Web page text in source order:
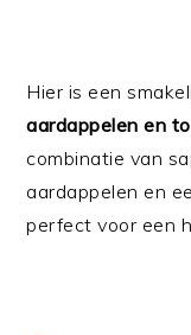
Hier is een
aardappelen en
combinatie van
aardappelen en
perfect voor een